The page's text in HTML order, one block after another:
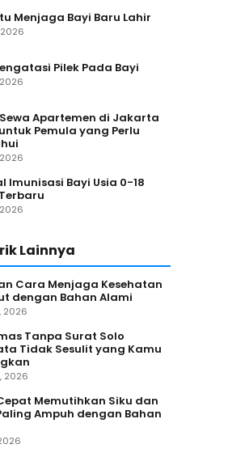
Menjaga Bayi Baru Lahir
Pilek Pada Bayi
Apartemen di Jakarta
Pemula yang Perlu
Imunisasi Bayi Usia 0-18
Lainnya
Cara Menjaga Kesehatan
dengan Bahan Alami
2026
Tanpa Surat Solo
Tidak Sesulit yang Kamu
2026
Memutihkan Siku dan
Ampuh dengan Bahan